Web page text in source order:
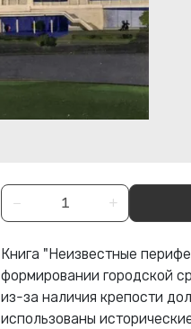
− +
Книга "Неизвестные
формировании городской
из-за наличия крепости
использованы